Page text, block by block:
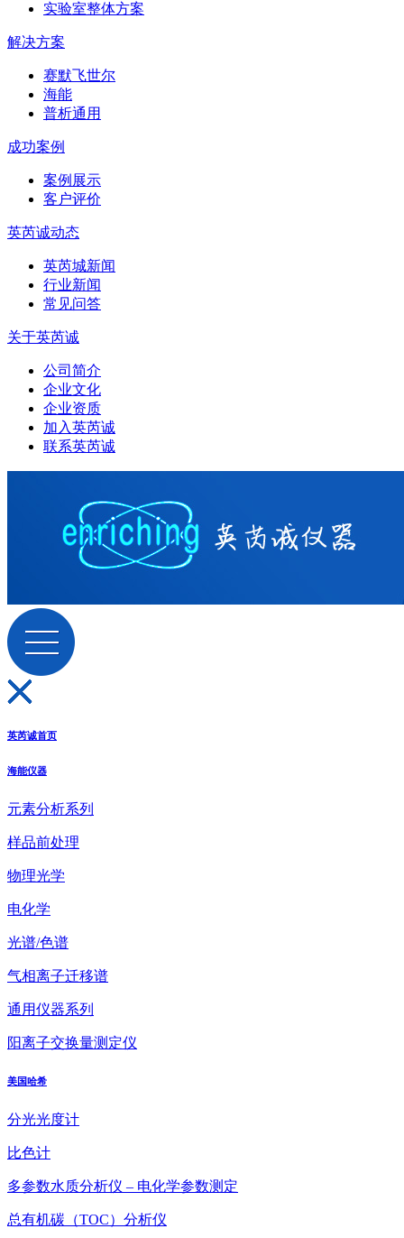
实验室整体方案
解决方案
赛默飞世尔
海能
普析通用
成功案例
案例展示
客户评价
英芮诚动态
英芮城新闻
行业新闻
常见问答
关于英芮诚
公司简介
企业文化
企业资质
加入英芮诚
联系英芮诚
英芮诚首页
海能仪器
元素分析系列
样品前处理
物理光学
电化学
光谱/色谱
气相离子迁移谱
通用仪器系列
阳离子交换量测定仪
美国哈希
分光光度计
比色计
多参数水质分析仪 – 电化学参数测定
总有机碳（TOC）分析仪